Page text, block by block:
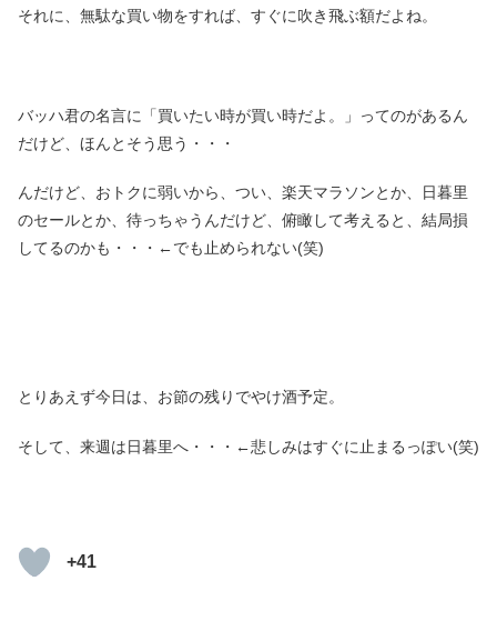
それに、無駄な買い物をすれば、すぐに吹き飛ぶ額だよね。
バッハ君の名言に「買いたい時が買い時だよ。」ってのがあるん
だけど、ほんとそう思う・・・
んだけど、おトクに弱いから、つい、楽天マラソンとか、日暮里
のセールとか、待っちゃうんだけど、俯瞰して考えると、結局損
してるのかも・・・←でも止められない(笑)
とりあえず今日は、お節の残りでやけ酒予定。
そして、来週は日暮里へ・・・←悲しみはすぐに止まるっぽい(笑)
+41